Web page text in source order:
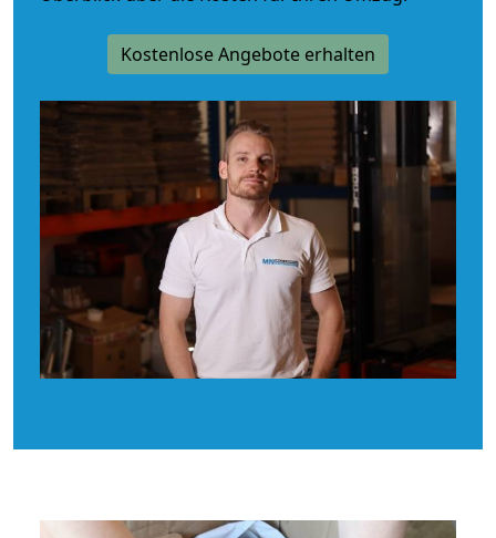
Kostenlose Angebote erhalten